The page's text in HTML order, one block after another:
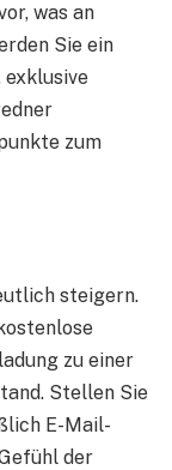
was an
Sie ein
zum
steigern.
zu einer
Stellen Sie
E-Mail-
der